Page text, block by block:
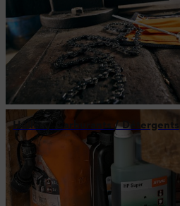
Huiles / Carburants / Détergents